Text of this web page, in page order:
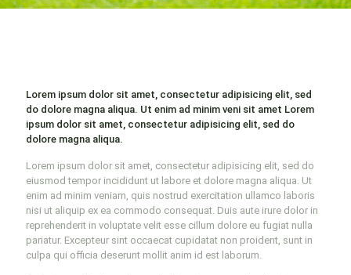
Lorem ipsum dolor sit amet, consectetur adipisicing elit, sed
do dolore magna aliqua. Ut enim ad minim veni sit amet Lorem
ipsum dolor sit amet, consectetur adipisicing elit, sed do
dolore magna aliqua.
Lorem ipsum dolor sit amet, consectetur adipisicing elit, sed do
eiusmod tempor incididunt ut labore et dolore magna aliqua. Ut
enim ad minim veniam, quis nostrud exercitation ullamco laboris
nisi ut aliquip ex ea commodo consequat. Duis aute irure dolor in
reprehenderit in voluptate velit esse cillum dolore eu fugiat nulla
pariatur. Excepteur sint occaecat cupidatat non proident, sunt in
culpa qui officia deserunt mollit anim id est laborum.